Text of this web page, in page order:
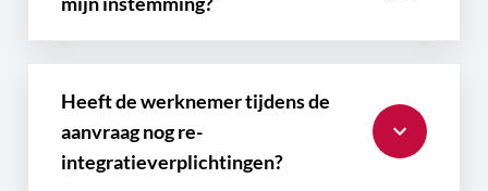
Heeft de werknemer tijdens de
aanvraag nog re-
integratieverplichtingen?